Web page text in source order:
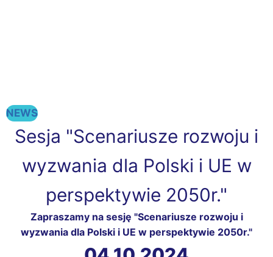
NEWS
Sesja "Scenariusze rozwoju i
wyzwania dla Polski i UE w
perspektywie 2050r."
Zapraszamy na sesję "Scenariusze rozwoju i
wyzwania dla Polski i UE w perspektywie 2050r."